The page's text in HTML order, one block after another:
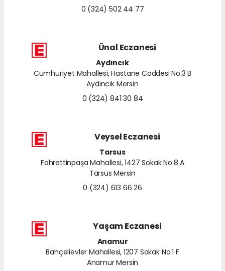
0 (324) 502 44 77
Ünal Eczanesi
Aydıncık
Cumhuriyet Mahallesi, Hastane Caddesi No:3 B
Aydıncık Mersin
0 (324) 841 30 84
Veysel Eczanesi
Tarsus
Fahrettinpaşa Mahallesi, 1427 Sokak No:8 A
Tarsus Mersin
0 (324) 613 66 26
Yaşam Eczanesi
Anamur
Bahçelievler Mahallesi, 1207 Sokak No:1 F
Anamur Mersin